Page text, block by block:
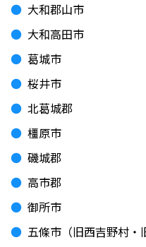
大和郡山市
大和高田市
葛城市
桜井市
北葛城郡
橿原市
磯城郡
高市郡
御所市
五條市（旧西吉野村・